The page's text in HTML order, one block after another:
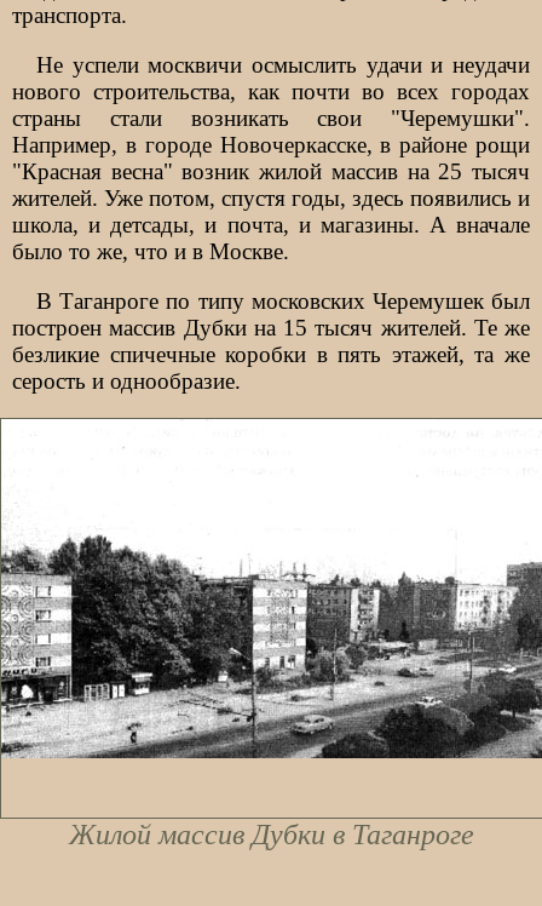
транспорта.
He успели москвичи осмыслить удачи и неудачи
нового строительства, как почти во всех городах
страны стали возникать свои "Черемушки".
Например, в городе Новочеркасске, в районе рощи
"Красная весна" возник жилой массив на 25 тысяч
жителей. Уже потом, спустя годы, здесь появились и
школа, и детсады, и почта, и магазины. А вначале
было то же, что и в Москве.
В Таганроге по типу московских Черемушек был
построен массив Дубки на 15 тысяч жителей. Те же
безликие спичечные коробки в пять этажей, та же
серость и однообразие.
Жилой массив Дубки в Таганроге